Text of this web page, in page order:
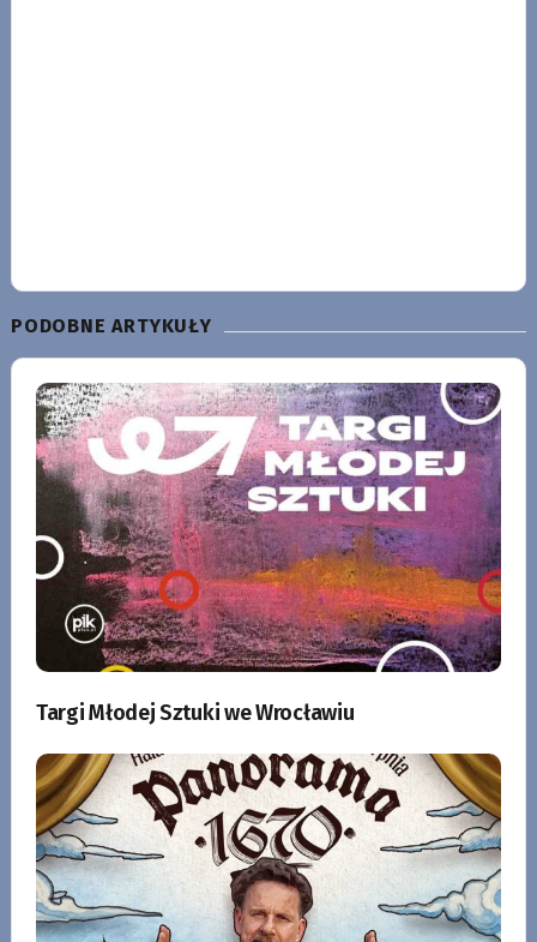
PODOBNE ARTYKUŁY
Targi Młodej Sztuki we Wrocławiu